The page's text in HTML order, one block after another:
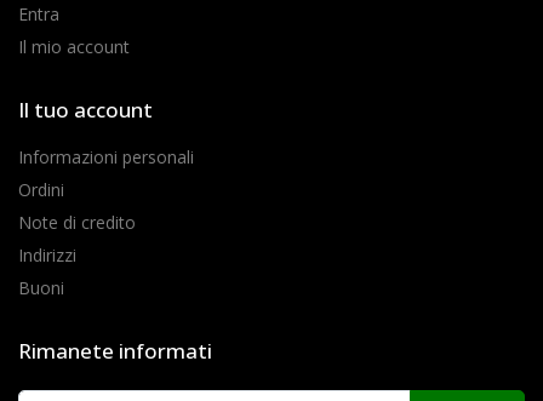
Entra
Il mio account
Il tuo account
Informazioni personali
Ordini
Note di credito
Indirizzi
Buoni
Rimanete informati